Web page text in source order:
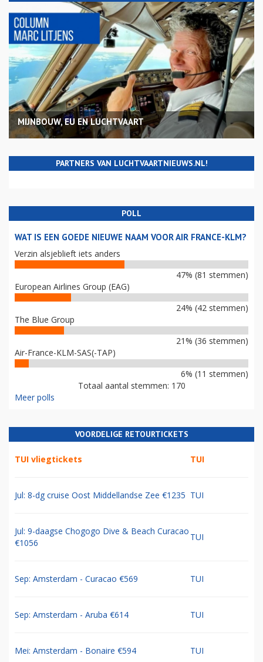
MIJNBOUW, EU EN LUCHTVAART
PARTNERS VAN LUCHTVAARTNIEUWS.NL!
POLL
WAT IS EEN GOEDE NIEUWE NAAM VOOR AIR FRANCE-KLM?
Verzin alsjeblieft iets anders
47% (81 stemmen)
European Airlines Group (EAG)
24% (42 stemmen)
The Blue Group
21% (36 stemmen)
Air-France-KLM-SAS(-TAP)
6% (11 stemmen)
Totaal aantal stemmen: 170
Meer polls
VOORDELIGE RETOURTICKETS
TUI vliegtickets TUI
Jul: 8-dg cruise Oost Middellandse Zee €1235 TUI
Jul: 9-daagse Chogogo Dive & Beach Curacao
€1056
TUI
Sep: Amsterdam - Curacao €569 TUI
Sep: Amsterdam - Aruba €614 TUI
Mei: Amsterdam - Bonaire €594 TUI